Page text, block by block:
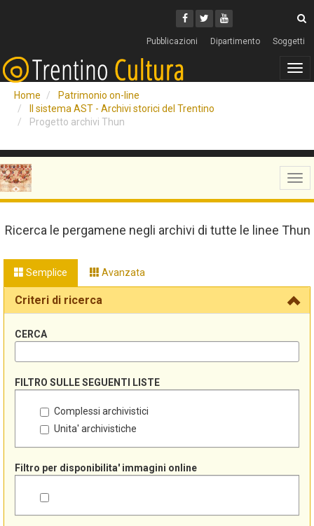
Facebook
Twitter
Youtube
Pubblicazioni Dipartimento Soggetti
Home
Patrimonio on-line
Il sistema AST - Archivi storici del Trentino
Progetto archivi Thun
Ricerca le pergamene negli archivi di tutte le linee Thun
Semplice Avanzata
Criteri di ricerca
CERCA
FILTRO SULLE SEGUENTI LISTE
Complessi archivistici
Unita' archivistiche
Filtro per disponibilita' immagini online